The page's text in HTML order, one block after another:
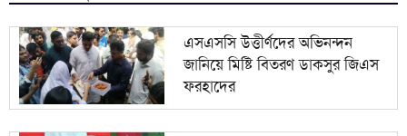
৯ দাম
১০ চাঁপাই নবাবগঞ্জে এসএসসি পরীক্ষায় ফেল করায়
আত্মহত্যা করেছে এক শিক্ষার্থী।
এসএসসি উত্তীর্ণদের অভিনন্দন
জানিয়ে মিষ্টি বিতরণ ডাকসুর জিএস
ফরহাদের